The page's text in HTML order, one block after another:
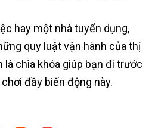
hay một nhà tuyển dụng,
quy luật vận hành của thị
chìa khóa giúp bạn đi trước
đầy biến động này.